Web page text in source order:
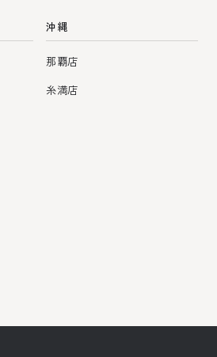
沖縄
那覇店
糸満店